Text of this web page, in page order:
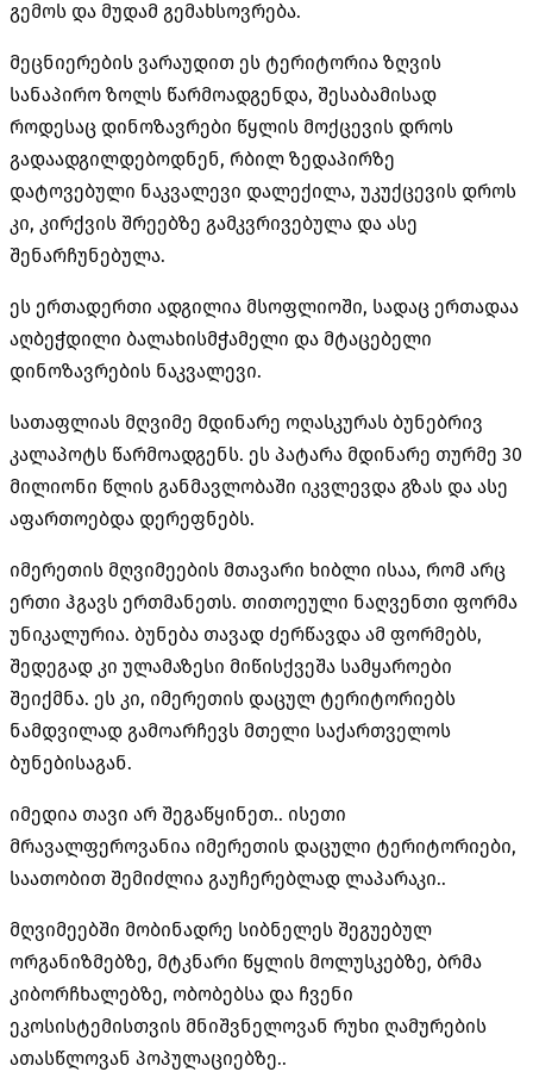
გემოს და მუდამ გემახსოვრება.
მეცნიერების ვარაუდით ეს ტერიტორია ზღვის
სანაპირო ზოლს წარმოადგენდა, შესაბამისად
როდესაც დინოზავრები წყლის მოქცევის დროს
გადაადგილდებოდნენ, რბილ ზედაპირზე
დატოვებული ნაკვალევი დალექილა, უკუქცევის დროს
კი, კირქვის შრეებზე გამკვრივებულა და ასე
შენარჩუნებულა.
ეს ერთადერთი ადგილია მსოფლიოში, სადაც ერთადაა
აღბეჭდილი ბალახისმჭამელი და მტაცებელი
დინოზავრების ნაკვალევი.
სათაფლიას მღვიმე მდინარე ოღასკურას ბუნებრივ
კალაპოტს წარმოადგენს. ეს პატარა მდინარე თურმე 30
მილიონი წლის განმავლობაში იკვლევდა გზას და ასე
აფართოებდა დერეფნებს.
იმერეთის მღვიმეების მთავარი ხიბლი ისაა, რომ არც
ერთი ჰგავს ერთმანეთს. თითოეული ნაღვენთი ფორმა
უნიკალურია. ბუნება თავად ძერწავდა ამ ფორმებს,
შედეგად კი ულამაზესი მიწისქვეშა სამყაროები
შეიქმნა. ეს კი, იმერეთის დაცულ ტერიტორიებს
ნამდვილად გამოარჩევს მთელი საქართველოს
ბუნებისაგან.
იმედია თავი არ შეგაწყინეთ.. ისეთი
მრავალფეროვანია იმერეთის დაცული ტერიტორიები,
საათობით შემიძლია გაუჩერებლად ლაპარაკი..
მღვიმეებში მობინადრე სიბნელეს შეგუებულ
ორგანიზმებზე, მტკნარი წყლის მოლუსკებზე, ბრმა
კიბორჩხალებზე, ობობებსა და ჩვენი
ეკოსისტემისთვის მნიშვნელოვან რუხი ღამურების
ათასწლოვან პოპულაციებზე..